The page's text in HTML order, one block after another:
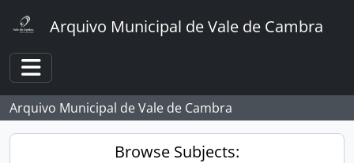
Arquivo Municipal de Vale de Cambra
Toggle navigation
Arquivo Municipal de Vale de Cambra
Browse Subjects: